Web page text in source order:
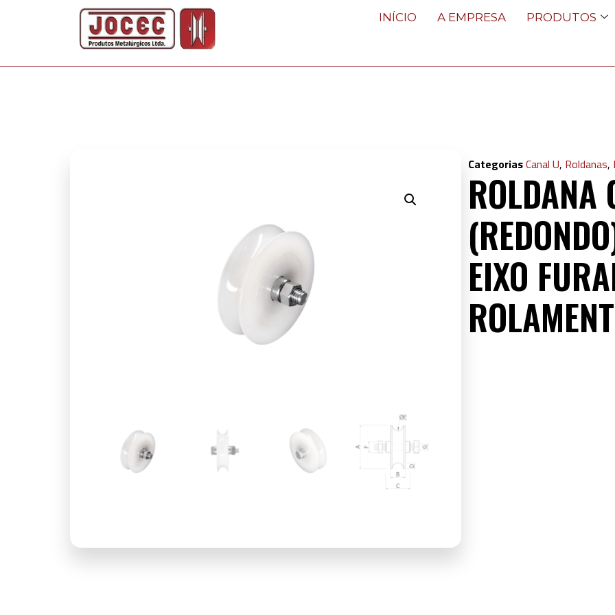
INÍCIO A EMPRESA PRODUTOS
CategoriasCanal U, Roldanas,
ROLDANA
EIXO